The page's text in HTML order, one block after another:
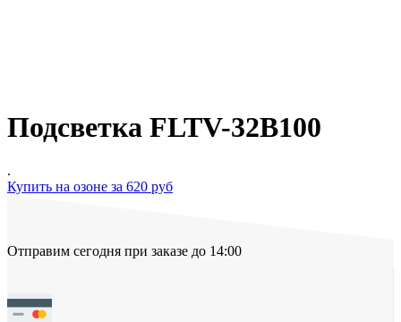
Подсветка FLTV-32B100
.
Купить на озоне за 620 руб
Отправим сегодня при заказе до 14:00